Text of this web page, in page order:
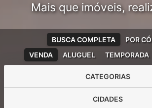
Mais que imóveis,
VENDA ALUGUEL TEMPORADA
BUSCA COMPLETA POR
CATEGORIAS
CIDADES